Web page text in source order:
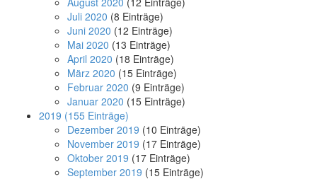
Juli 2020 (8 Einträge)
Juni 2020 (12 Einträge)
Mai 2020 (13 Einträge)
April 2020 (18 Einträge)
März 2020 (15 Einträge)
Februar 2020 (9 Einträge)
Januar 2020 (15 Einträge)
2019 (155 Einträge)
Dezember 2019 (10 Einträge)
November 2019 (17 Einträge)
Oktober 2019 (17 Einträge)
September 2019 (15 Einträge)